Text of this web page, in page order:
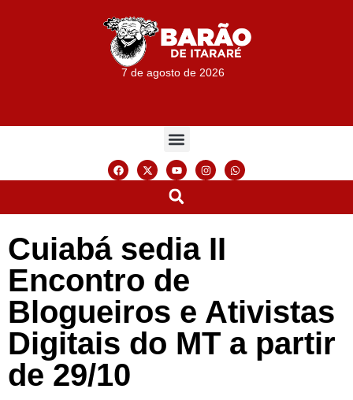
7 de agosto de 2026
Cuiabá sedia II
Encontro de
Blogueiros e Ativistas
Digitais do MT a partir
de 29/10